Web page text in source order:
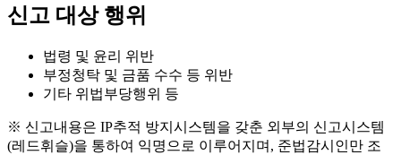
신고 대상 행위
법령 및 윤리 위반
부정청탁 및 금품 수수 등 위반
기타 위법부당행위 등
※ 신고내용은 IP추적 방지시스템을 갖춘 외부의 신고시스템
(레드휘슬)을 통하여 익명으로 이루어지며, 준법감시인만 조